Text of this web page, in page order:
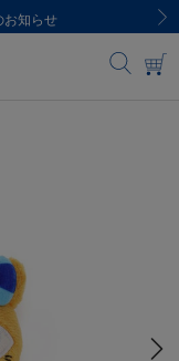
お知らせ